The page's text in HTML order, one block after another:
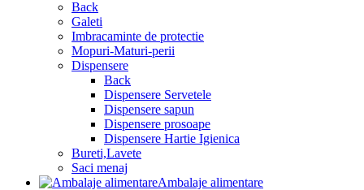
Back
Galeti
Imbracaminte de protectie
Mopuri-Maturi-perii
Dispensere
Back
Dispensere Servetele
Dispensere sapun
Dispensere prosoape
Dispensere Hartie Igienica
Bureti,Lavete
Saci menaj
Ambalaje alimentare